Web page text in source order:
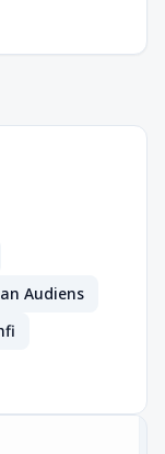
Audiens